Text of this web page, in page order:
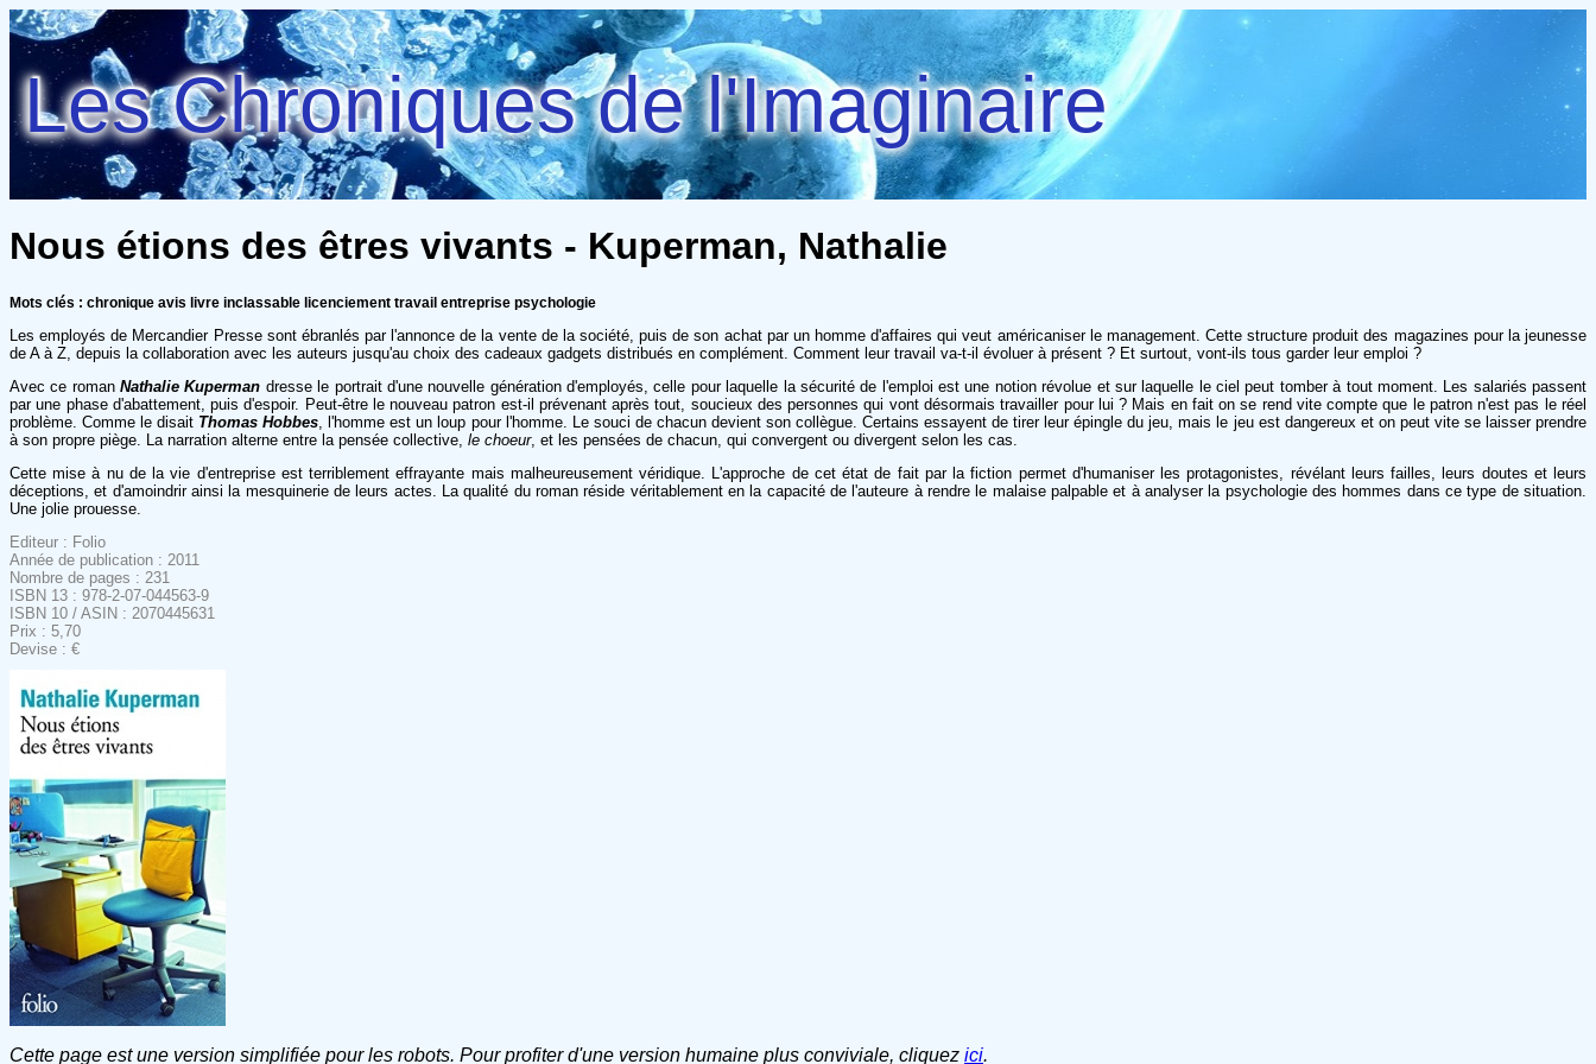
Les Chroniques de l'Imaginaire
Nous étions des êtres vivants - Kuperman, Nathalie
Mots clés : chronique avis livre inclassable licenciement travail entreprise psychologie
Les employés de Mercandier Presse sont ébranlés par l'annonce de la vente de la société, puis de son achat par un homme d'affaires qui veut américaniser le management. Cette structure produit des magazines pour la jeunesse
de A à Z, depuis la collaboration avec les auteurs jusqu'au choix des cadeaux gadgets distribués en complément. Comment leur travail va-t-il évoluer à présent ? Et surtout, vont-ils tous garder leur emploi ?
Avec ce romanNathalie Kuperman dresse le portrait d'une nouvelle génération d'employés, celle pour laquelle la sécurité de l'emploi est une notion révolue et sur laquelle le ciel peut tomber à tout moment. Les salariés passent
par une phase d'abattement, puis d'espoir. Peut-être le nouveau patron est-il prévenant après tout, soucieux des personnes qui vont désormais travailler pour lui ? Mais en fait on se rend vite compte que le patron n'est pas le réel
problème. Comme le disait Thomas Hobbes , l'homme est un loup pour l'homme. Le souci de chacun devient son collègue. Certains essayent de tirer leur épingle du jeu, mais le jeu est dangereux et on peut vite se laisser prendre
à son propre piège. La narration alterne entre la pensée collective, le choeur, et les pensées de chacun, qui convergent ou divergent selon les cas.
Cette mise à nu de la vie d'entreprise est terriblement effrayante mais malheureusement véridique. L'approche de cet état de fait par la fiction permet d'humaniser les protagonistes, révélant leurs failles, leurs doutes et leurs
déceptions, et d'amoindrir ainsi la mesquinerie de leurs actes. La qualité du roman réside véritablement en la capacité de l'auteure à rendre le malaise palpable et à analyser la psychologie des hommes dans ce type de situation.
Une jolie prouesse.
Editeur : Folio
Année de publication : 2011
Nombre de pages : 231
ISBN 13 : 978-2-07-044563-9
ISBN 10 / ASIN : 2070445631
Prix : 5,70
Devise : €
Cette page est une version simplifiée pour les robots. Pour profiter d'une version humaine plus conviviale, cliquez ici.